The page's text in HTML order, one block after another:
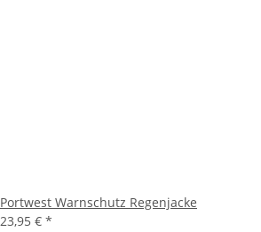
Portwest Warnschutz Regenjacke
23,95 € *